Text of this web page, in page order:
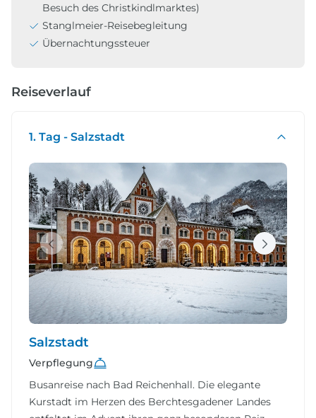
Besuch des Christkindlmarktes)
Stanglmeier-Reisebegleitung
Übernachtungssteuer
Reiseverlauf
1. Tag - Salzstadt
Salzstadt
Verpflegung
Busanreise nach Bad Reichenhall. Die elegante
Kurstadt im Herzen des Berchtesgadener Landes